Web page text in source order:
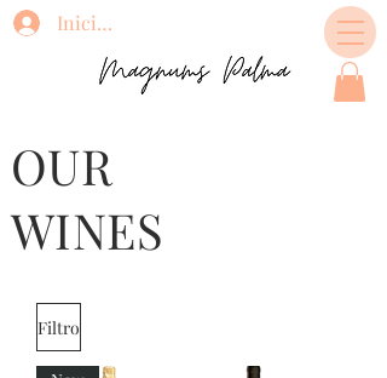
Iniciar sesión
OUR
WINES
Filtro